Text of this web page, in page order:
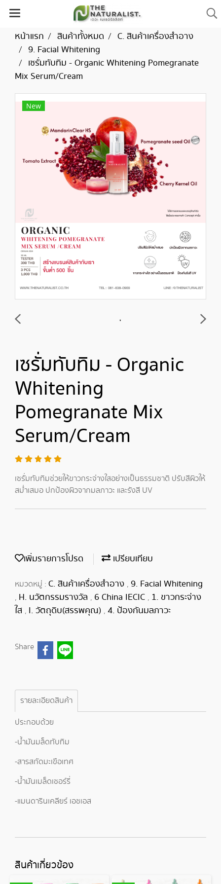
หน้าแรก สินค้าทั้งหมด
C. สินค้าเครื่องสำอาง
9. Facial Whitening
เซรั่มทับทิม - Organic Whitening Pomegranate
Mix Serum/Cream
New
เซรั่มทับทิม - Organic
Whitening
Pomegranate Mix
Serum/Cream
เซรั่มทับทิมช่วยให้ขาวกระจ่างใสอย่างเป็นธรรมชาติ ปรับสีผิวให้
สม่ำเสมอ ปกป้องผิวจากมลภาวะ และรังสี UV
เพิ่มรายการโปรด เปรียบเทียบ
หมวดหมู่ : C. สินค้าเครื่องสำอาง , 9. Facial Whitening
, H. นวัตกรรมรางวัล , 6 China IECIC , 1. ขาวกระจ่าง
ใส , I. วัตถุดิบ(สรรพคุณ) , 4. ป้องกันมลภาวะ
Share
รายละเอียดสินค้า
ประกอบด้วย
-น้ำมันมล็ดทับทิม
-สารสกัดมะเขือเทศ
-น้ำมันเมล็ดเชอร์รี่
-แมนดารินเคลียร์ เอชเอส
สินค้าเกี่ยวข้อง